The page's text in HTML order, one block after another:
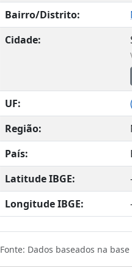
Bairro/Distrito:
Cidade:
UF: (
Região:
País:
Latitude IBGE:
Longitude IBGE:
Fonte: Dados baseados na